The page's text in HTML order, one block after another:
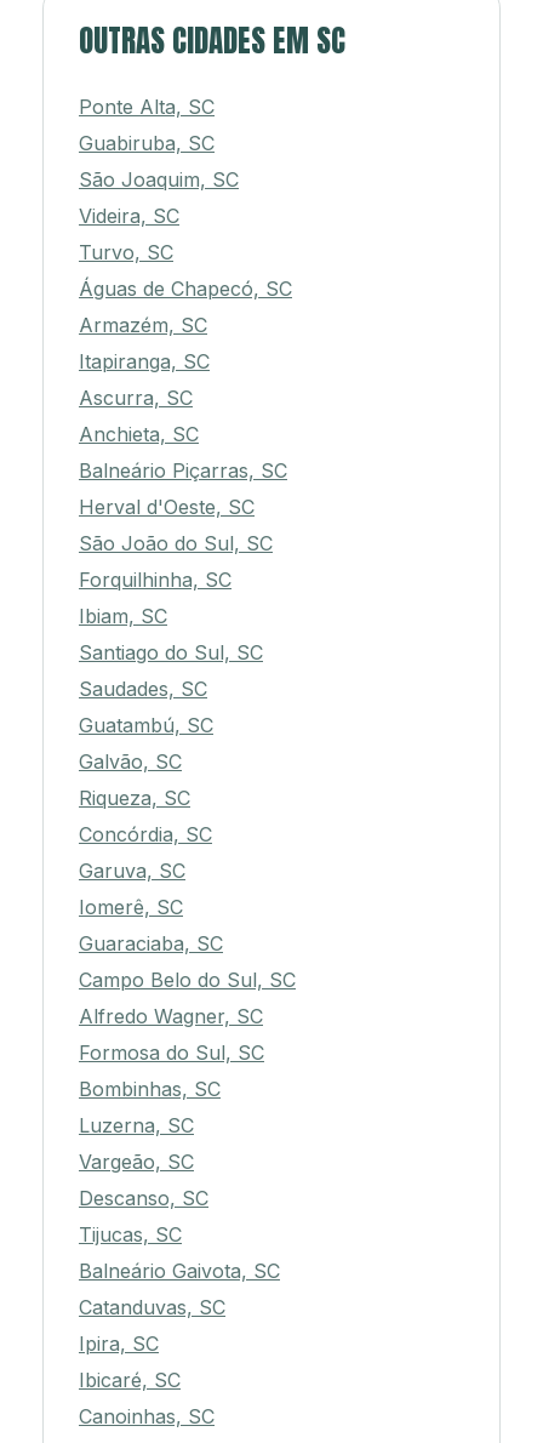
OUTRAS CIDADES EM SC
Ponte Alta, SC
Guabiruba, SC
São Joaquim, SC
Videira, SC
Turvo, SC
Águas de Chapecó, SC
Armazém, SC
Itapiranga, SC
Ascurra, SC
Anchieta, SC
Balneário Piçarras, SC
Herval d'Oeste, SC
São João do Sul, SC
Forquilhinha, SC
Ibiam, SC
Santiago do Sul, SC
Saudades, SC
Guatambú, SC
Galvão, SC
Riqueza, SC
Concórdia, SC
Garuva, SC
Iomerê, SC
Guaraciaba, SC
Campo Belo do Sul, SC
Alfredo Wagner, SC
Formosa do Sul, SC
Bombinhas, SC
Luzerna, SC
Vargeão, SC
Descanso, SC
Tijucas, SC
Balneário Gaivota, SC
Catanduvas, SC
Ipira, SC
Ibicaré, SC
Canoinhas, SC